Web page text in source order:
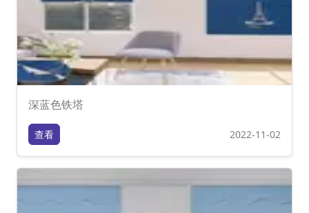
深蓝色铁塔
查看 2022-11-02